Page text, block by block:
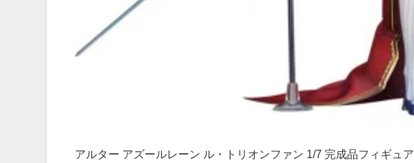
アルター アズールレーン ル・トリオンファン 1/7 完成品フィギュア